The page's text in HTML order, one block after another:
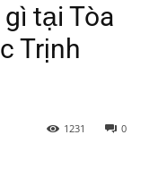
tại Tòa
Trịnh
0
1231